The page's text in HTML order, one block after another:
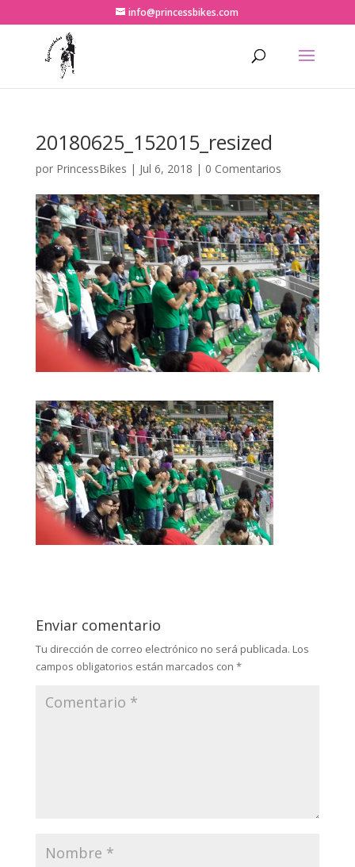
info@princessbikes.com
20180625_152015_resized
por PrincessBikes | Jul 6, 2018 | 0 Comentarios
Enviar comentario
Tu dirección de correo electrónico no será publicada. Los
campos obligatorios están marcados con *